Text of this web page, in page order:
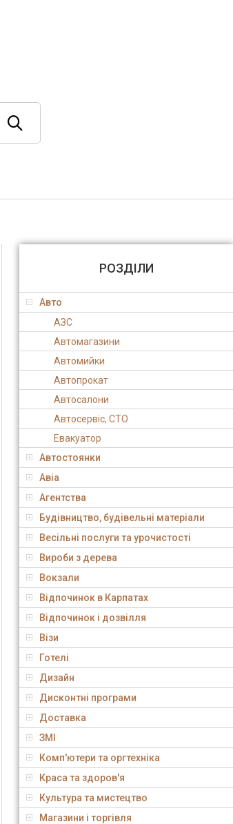
РОЗДІЛИ
Авто
АЗС
Автомагазини
Автомийки
Автопрокат
Автосалони
Автосервіс, СТО
Евакуатор
Автостоянки
Авіа
Агентства
Будівництво, будівельні матеріали
Весільні послуги та урочистості
Вироби з дерева
Вокзали
Відпочинок в Карпатах
Відпочинок і дозвілля
Візи
Готелі
Дизайн
Дисконтні програми
Доставка
ЗМІ
Комп'ютери та оргтехніка
Краса та здоров'я
Культура та мистецтво
Магазини і торгівля